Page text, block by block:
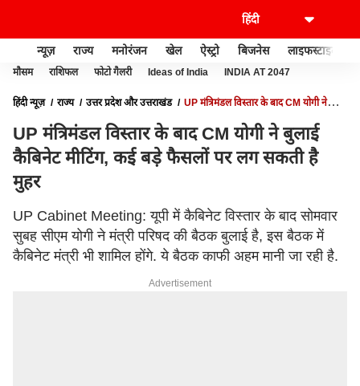
न्यूज़ राज्य मनोरंजन खेल ऐस्ट्रो बिजनेस लाइफस्टाइल
मौसम राशिफल फोटो गैलरी Ideas of India INDIA AT 2047
हिंदी न्यूज़ राज्य उत्तर प्रदेश और उत्तराखंड
UP मंत्रिमंडल विस्तार के बाद CM योगी ने
UP मंत्रिमंडल विस्तार के बाद CM योगी ने बुलाई
कैबिनेट मीटिंग, कई बड़े फैसलों पर लग सकती है
मुहर
UP Cabinet Meeting: यूपी में कैबिनेट विस्तार के बाद सोमवार
सुबह सीएम योगी ने मंत्री परिषद की बैठक बुलाई है, इस बैठक में
कैबिनेट मंत्री भी शामिल होंगे. ये बैठक काफी अहम मानी जा रही है.
Advertisement